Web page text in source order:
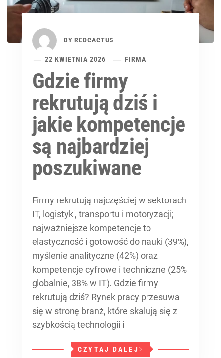
BY REDCACTUS
22 KWIETNIA 2026 FIRMA
Gdzie firmy
rekrutują dziś i
jakie kompetencje
są najbardziej
poszukiwane
Firmy rekrutują najczęściej w sektorach
IT, logistyki, transportu i motoryzacji;
najważniejsze kompetencje to
elastyczność i gotowość do nauki (39%),
myślenie analityczne (42%) oraz
kompetencje cyfrowe i techniczne (25%
globalnie, 38% w IT). Gdzie firmy
rekrutują dziś? Rynek pracy przesuwa
się w stronę branż, które skalują się z
szybkością technologii i
CZYTAJ DALEJ